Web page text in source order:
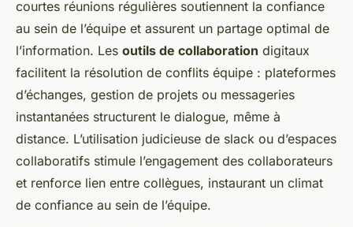
courtes réunions régulières soutiennent la confiance
au sein de l’équipe et assurent un partage optimal de
l’information. Les outils de collaboration digitaux
facilitent la résolution de conflits équipe : plateformes
d’échanges, gestion de projets ou messageries
instantanées structurent le dialogue, même à
distance. L’utilisation judicieuse de slack ou d’espaces
collaboratifs stimule l’engagement des collaborateurs
et renforce lien entre collègues, instaurant un climat
de confiance au sein de l’équipe.